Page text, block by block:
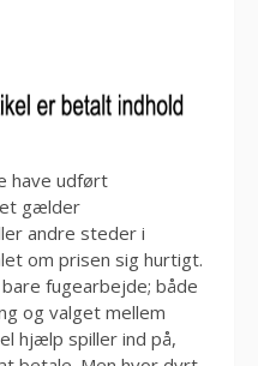
have udført
gælder
andre steder i
om prisen sig hurtigt.
fugearbejde; både
og valget mellem
hjælp spiller ind på,